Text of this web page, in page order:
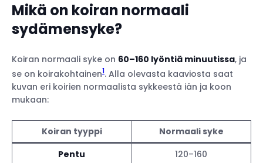
Mikä on koiran normaali
sydämensyke?
Koiran normaali syke on 60–160 lyöntiä minuutissa, ja
se on koirakohtainen1. Alla olevasta kaaviosta saat
kuvan eri koirien normaalista sykkeestä iän ja koon
mukaan:
Koiran tyyppi
Normaali syke
Pentu
120–160